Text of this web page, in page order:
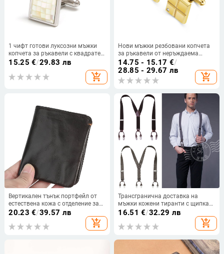
1 чифт готови луксозни мъжки
копчета за ръкавели с квадратен
сребърен дизайн, достъпни за
15.25 €/29.83 лв
add_shopping_cart
Нови мъжки резбовани копчета
за ръкавели от неръждаема
стомана с пълнеж от френски
стил, висококачествена френска
риза с декоративна катарама
14.75 - 15.17 €/
28.85 - 29.67 лв
add_shopping_cart
Вертикален тънък портфейл от
естествена кожа с отделение за
шофьорска книжка — LD222,
горен слой кравешка кожа, би-
фолд дизайн, ултралек
20.23 €/39.57 лв
add_shopping_cart
Трансгранична доставка на
мъжки кожени тиранти с щипка
за презрамка, здрави, за
възрастни, Y-образни, за бизнес
костюми, британски тиранти с
16.51 €/32.29 лв
add_shopping_cart